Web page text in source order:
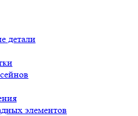
детали
элементов